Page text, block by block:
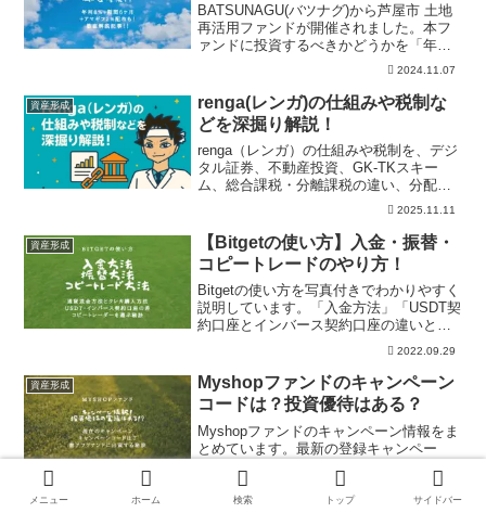
BATSUNAGU(バツナグ)から芦屋市 土地
再活用ファンドが開催されました。本フ
ァンドに投資するべきかどうかを「年
利」「リスク」「事業内容」の視点で解
説しています。またBATSUNAGUの過去
実績などもまとめており、本案件の投資
の有無の参考にしていただければ幸いで
す。
2024.11.07
資産形成
renga(レンガ)の仕組みや税制な
どを深掘り解説！
renga（レンガ）の仕組みや税制を、デジ
タル証券、不動産投資、GK-TKスキー
ム、総合課税・分離課税の違い、分配
金、元本保証ではないリスクから整理。
買時の注意点、本文の注意点を確認でき
ます。
2025.11.11
資産形成
【Bitgetの使い方】入金・振替・
コピートレードのやり方！
Bitgetの使い方を写真付きでわかりやすく
説明しています。「入金方法」「USDT契
約口座とインバース契約口座の違いと振
替方法」「コピートレードの方法」を解
説しています。また、コピートレーダー
の選び方も公開しています。
2022.09.29
資産形成
Myshopファンドのキャンペーン
コードは？投資優待はある？
Myshopファンドのキャンペーン情報をま
とめています。最新の登録キャンペー
情報などを掲載しています。他社の
Amazonギフト券配布キャンペーンの一覧
メニュー ホーム 検索 トップ サイドバー